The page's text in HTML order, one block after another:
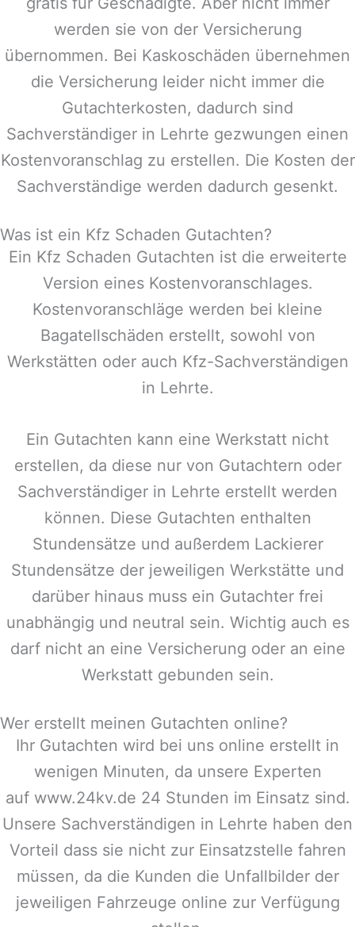
werden sie von der Versicherung
übernommen. Bei Kaskoschäden übernehmen
die Versicherung leider nicht immer die
Gutachterkosten, dadurch sind
Sachverständiger in Lehrte gezwungen einen
Kostenvoranschlag zu erstellen. Die Kosten der
Sachverständige werden dadurch gesenkt.
Was ist ein Kfz Schaden Gutachten?
Ein Kfz Schaden Gutachten ist die erweiterte
Version eines Kostenvoranschlages.
Kostenvoranschläge werden bei kleine
Bagatellschäden erstellt, sowohl von
Werkstätten oder auch Kfz-Sachverständigen
in Lehrte.
Ein Gutachten kann eine Werkstatt nicht
erstellen, da diese nur von Gutachtern oder
Sachverständiger in Lehrte erstellt werden
können. Diese Gutachten enthalten
Stundensätze und außerdem Lackierer
Stundensätze der jeweiligen Werkstätte und
darüber hinaus muss ein Gutachter frei
unabhängig und neutral sein. Wichtig auch es
darf nicht an eine Versicherung oder an eine
Werkstatt gebunden sein.
Wer erstellt meinen Gutachten online?
Ihr Gutachten wird bei uns online erstellt in
wenigen Minuten, da unsere Experten
auf www.24kv.de 24 Stunden im Einsatz sind.
Unsere Sachverständigen in Lehrte haben den
Vorteil dass sie nicht zur Einsatzstelle fahren
müssen, da die Kunden die Unfallbilder der
jeweiligen Fahrzeuge online zur Verfügung